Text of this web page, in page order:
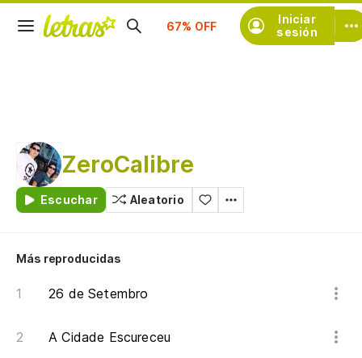
Iniciar
sesión
Suscríbete
ZeroCalibre
Escuchar Aleatorio
Más reproducidas
26 de Setembro
A Cidade Escureceu